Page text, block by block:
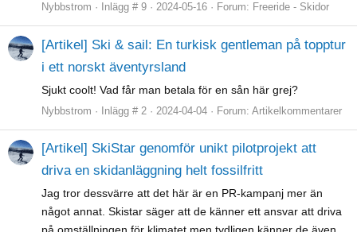
Nybbstrom Inlägg # 9 2024-05-16 Forum: Freeride - Skidor
[Artikel] Ski & sail: En turkisk gentleman på topptur
i ett norskt äventyrsland
Sjukt coolt! Vad får man betala för en sån här grej?
Nybbstrom Inlägg # 2 2024-04-04 Forum: Artikelkommentarer
[Artikel] SkiStar genomför unikt pilotprojekt att
driva en skidanläggning helt fossilfritt
Jag tror dessvärre att det här är en PR-kampanj mer än
något annat. Skistar säger att de känner ett ansvar att driva